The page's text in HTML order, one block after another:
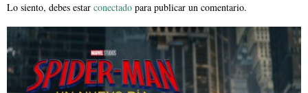
Lo siento, debes estar conectado para publicar un comentario.